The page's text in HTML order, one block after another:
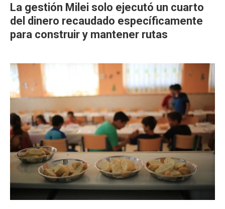
La gestión Milei solo ejecutó un cuarto
del dinero recaudado específicamente
para construir y mantener rutas